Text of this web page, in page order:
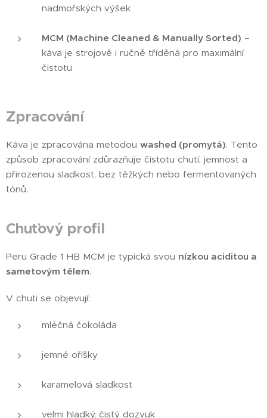
nadmořských výšek
MCM (Machine Cleaned & Manually Sorted) –
káva je strojově i ručně tříděná pro maximální
čistotu
Zpracování
Káva je zpracována metodou washed (promytá). Tento
způsob zpracování zdůrazňuje čistotu chutí, jemnost a
přirozenou sladkost, bez těžkých nebo fermentovaných
tónů.
Chuťový profil
Peru Grade 1 HB MCM je typická svou nízkou aciditou a
sametovým tělem.
V chuti se objevují:
mléčná čokoláda
jemné oříšky
karamelová sladkost
velmi hladký, čistý dozvuk